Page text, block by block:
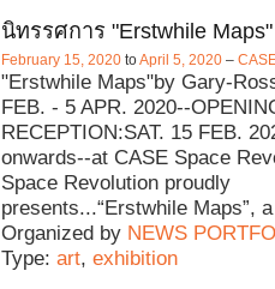
นิทรรศการ "Erstwhile Maps"
February 15, 2020 toApril 5, 2020 –
"Erstwhile Maps"by Gary-
FEB. - 5 APR. 2020--
RECEPTION:SAT. 15 FEB.
onwards--at CASE Space
Space Revolution proudly
presents...“Erstwhile Maps”, a
Organized by NEWS
Type: art, exhibition